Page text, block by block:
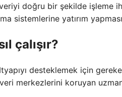
doğru bir şekilde işleme
sistemlerine yatırım
çalışır?
desteklemek için
merkezlerini koruyan